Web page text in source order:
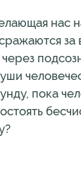
нас
за
пока